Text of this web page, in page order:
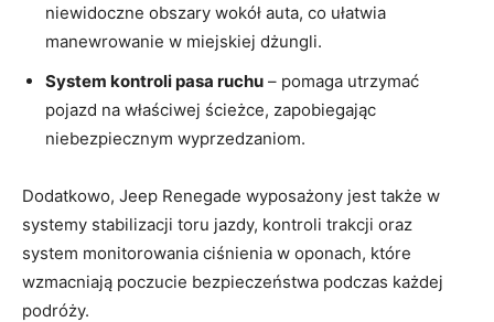
niewidoczne obszary wokół auta, co ułatwia
manewrowanie w miejskiej dżungli.
System⁣ kontroli ⁣pasa ruchu – pomaga utrzymać
pojazd na właściwej ścieżce,⁣ zapobiegając
niebezpiecznym wyprzedzaniom.
Dodatkowo, Jeep Renegade wyposażony ⁣jest także w
systemy ⁤stabilizacji toru jazdy, kontroli trakcji⁤ oraz
‍system monitorowania ciśnienia w⁤ oponach, które
wzmacniają poczucie bezpieczeństwa podczas ⁣każdej
podróży.